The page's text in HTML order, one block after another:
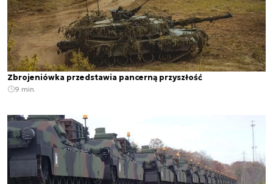
Zbrojeniówka przedstawia pancerną przyszłość
9 min.